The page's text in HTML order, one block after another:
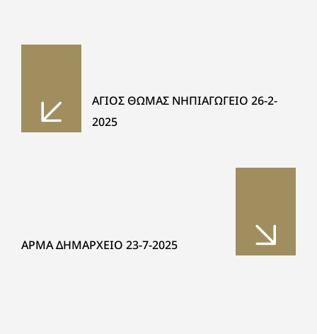
ΑΓΙΟΣ ΘΩΜΑΣ ΝΗΠΙΑΓΩΓΕΙΟ 26-2-
2025
ΑΡΜΑ ΔΗΜΑΡΧΕΙΟ 23-7-2025